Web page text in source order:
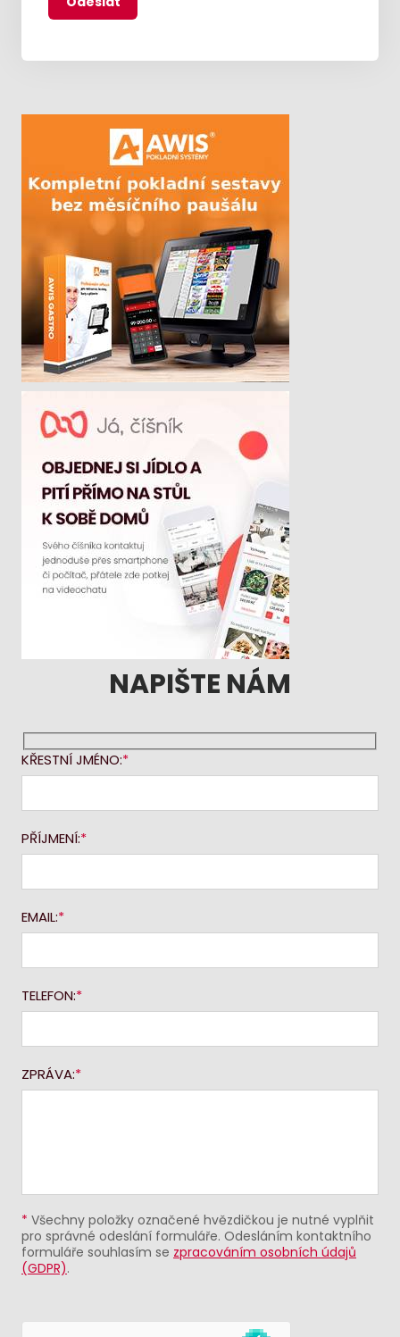
NAPIŠTE NÁM
KŘESTNÍ JMÉNO:
PŘÍJMENÍ:
EMAIL:
TELEFON:
ZPRÁVA:
* Všechny položky označené hvězdičkou je nutné vyplňit
pro správné odeslání formuláře. Odesláním kontaktního
formuláře souhlasím se zpracováním osobních údajů
(GDPR).